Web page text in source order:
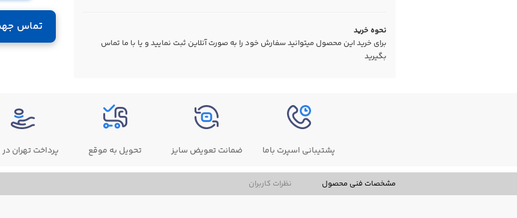
نحوه خرید
برای خرید این محصول میتوانید سفارش خود را به صورت آنلاین ثبت نمایید و یا با ما تماس
بگیرید
تماس
پشتیبانی اسپرت باما ضمانت تعویض سایز تحویل به موقع پرداخت تهران
مشخصات فنی محصول نظرات کاربران